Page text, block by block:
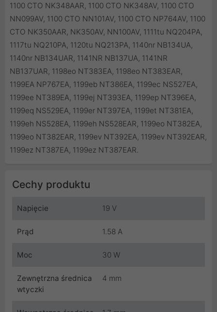
1100 CTO NK348AAR, 1100 CTO NK348AV, 1100 CTO
NN099AV, 1100 CTO NN101AV, 1100 CTO NP764AV, 1100
CTO NK350AAR, NK350AV, NN100AV, 1111tu NQ204PA,
1117tu NQ210PA, 1120tu NQ213PA, 1140nr NB134UA,
1140nr NB134UAR, 1141NR NB137UA, 1141NR
NB137UAR, 1198eo NT383EA, 1198eo NT383EAR,
1199EA NP767EA, 1199eb NT386EA, 1199ec NS527EA,
1199ee NT389EA, 1199ej NT393EA, 1199ep NT396EA,
1199eq NS529EA, 1199er NT397EA, 1199et NT381EA,
1199eh NS528EA, 1199eh NS528EAR, 1199eo NT382EA,
1199eo NT382EAR, 1199ev NT392EA, 1199ev NT392EAR,
1199ez NT387EA, 1199ez NT387EAR.
Cechy produktu
Napięcie 19 V
Prąd 1.58 A
Moc 30 W
Zewnętrzna średnica
wtyczki
4 mm